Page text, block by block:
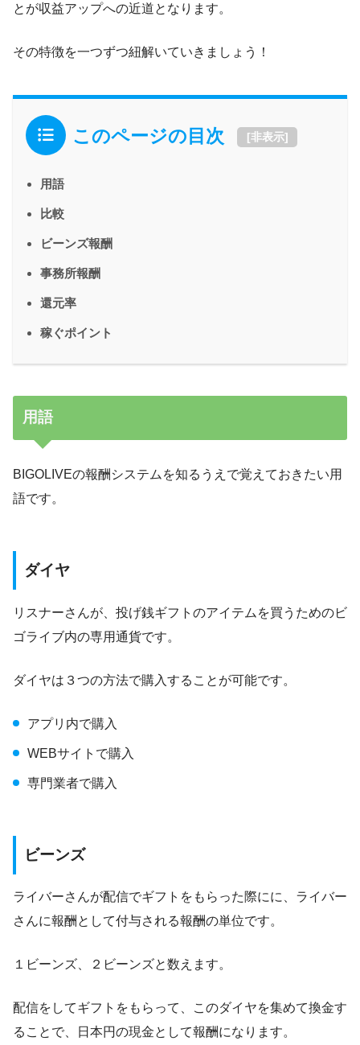
とが収益アップへの近道となります。
その特徴を一つずつ紐解いていきましょう！
このページの目次 [非表示]
用語
比較
ビーンズ報酬
事務所報酬
還元率
稼ぐポイント
用語
BIGOLIVEの報酬システムを知るうえで覚えておきたい用
語です。
ダイヤ
リスナーさんが、投げ銭ギフトのアイテムを買うためのビ
ゴライブ内の専用通貨です。
ダイヤは３つの方法で購入することが可能です。
アプリ内で購入
WEBサイトで購入
専門業者で購入
ビーンズ
ライバーさんが配信でギフトをもらった際にに、ライバー
さんに報酬として付与される報酬の単位です。
１ビーンズ、２ビーンズと数えます。
配信をしてギフトをもらって、このダイヤを集めて換金す
ることで、日本円の現金として報酬になります。